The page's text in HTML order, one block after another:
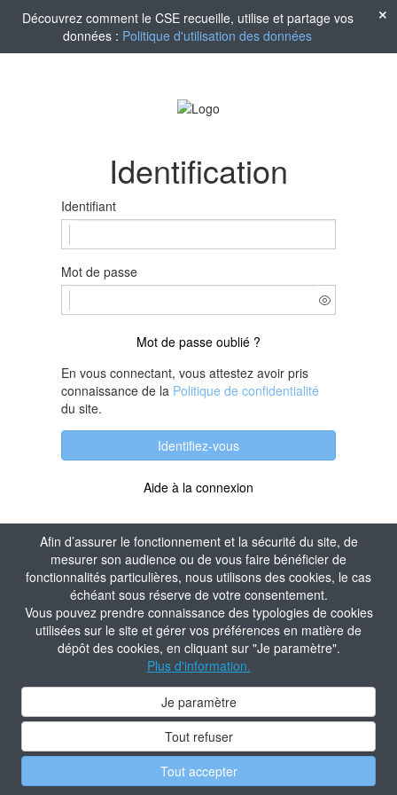
Afin d’assurer le fonctionnement et la sécurité du site, de
mesurer son audience ou de vous faire bénéficier de
fonctionnalités particulières, nous utilisons des cookies, le cas
échéant sous réserve de votre consentement.
Vous pouvez prendre connaissance des typologies de cookies
utilisées sur le site et gérer vos préférences en matière de
dépôt des cookies, en cliquant sur "Je paramètre".
Plus d'information.
Je paramètre
Tout refuser
Tout accepter
Découvrez comment le CSE recueille, utilise et partage vos
données : Politique d'utilisation des données
Identification
Identifiant
Mot de passe
Mot de passe oublié ?
En vous connectant, vous attestez avoir pris
connaissance de la Politique de confidentialité
du site.
Identifiez-vous
Aide à la connexion